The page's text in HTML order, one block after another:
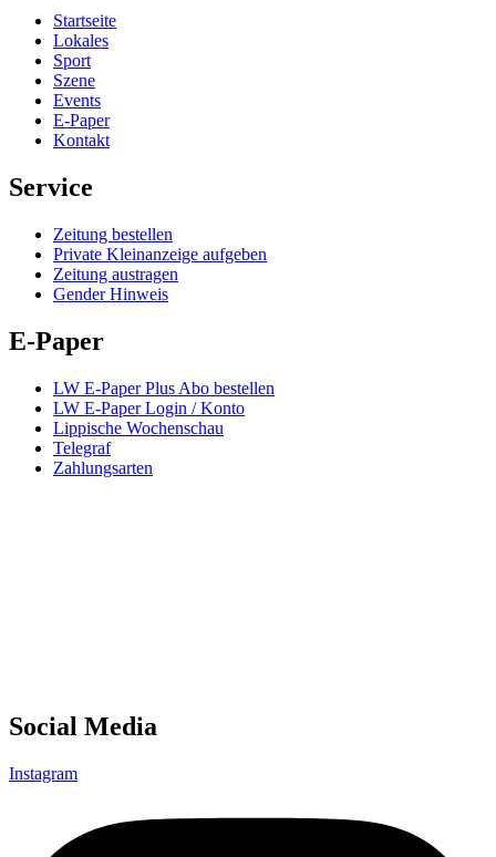
Startseite
Lokales
Sport
Szene
Events
E-Paper
Kontakt
Service
Zeitung bestellen
Private Kleinanzeige aufgeben
Zeitung austragen
Gender Hinweis
E-Paper
LW E-Paper Plus Abo bestellen
LW E-Paper Login / Konto
Lippische Wochenschau
Telegraf
Zahlungsarten
Social Media
Instagram